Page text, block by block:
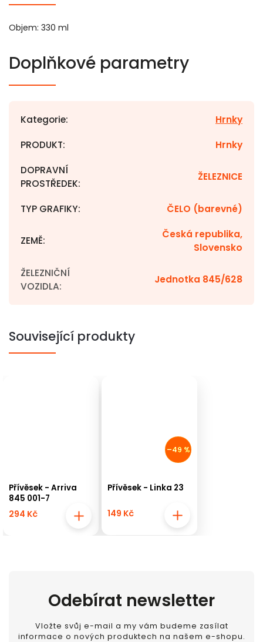
Objem: 330 ml
Doplňkové parametry
Kategorie: Hrnky
PRODUKT: Hrnky
DOPRAVNÍ
PROSTŘEDEK:
ŽELEZNICE
TYP GRAFIKY: ČELO (barevné)
ZEMĚ:
Česká republika,
Slovensko
ŽELEZNIČNÍ
VOZIDLA:
Jednotka 845/628
Související produkty
Přívěsek - Arriva
845 001-7
294 Kč
–49 %
Přívěsek - Linka 23
149 Kč
Odebírat newsletter
Vložte svůj e-mail a my vám budeme zasílat
informace o nových produktech na našem e-shopu.